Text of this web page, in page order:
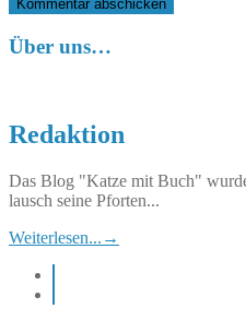
Über uns…
Redaktion
Das Blog "Katze mit Buch"
lausch seine Pforten...
Weiterlesen... →